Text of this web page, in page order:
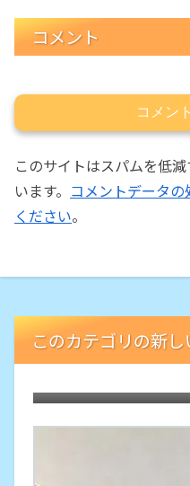
コメント
コメン
このサイトはスパムを低
います。 コメントデータ
ください。
このカテゴリの新
FUSIONの2枚刃バ